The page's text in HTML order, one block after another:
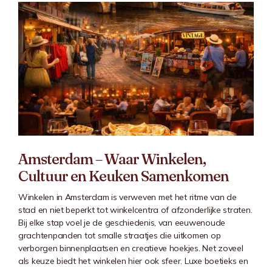
Amsterdam – Waar Winkelen,
Cultuur en Keuken Samenkomen
Winkelen in Amsterdam is verweven met het ritme van de
stad en niet beperkt tot winkelcentra of afzonderlijke straten.
Bij elke stap voel je de geschiedenis, van eeuwenoude
grachtenpanden tot smalle straatjes die uitkomen op
verborgen binnenplaatsen en creatieve hoekjes. Net zoveel
als keuze biedt het winkelen hier ook sfeer. Luxe boetieks en